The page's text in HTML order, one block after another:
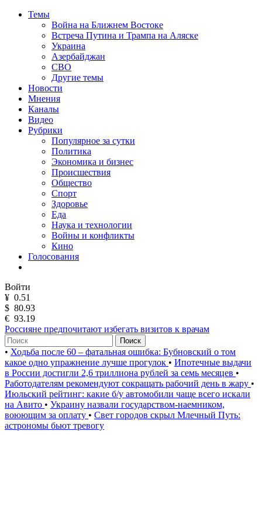
Темы
Война на Ближнем Востоке
Встреча Путина и Трампа на Аляске
Украина
Азербайджан
СВО
Другие темы
Новости
Мнения
Каналы
Видео
Рубрики
Популярное за сутки
Политика
Экономика и бизнес
Происшествия
Общество
Спорт
Здоровье
Еда
Наука и технологии
Войны и конфликты
Кино
Голосования
Войти
¥ 0.51
$ 80.93
€ 93.19
Россияне предпочитают избегать визитов к врачам
Поиск
• Ходьба после 60 – фатальная ошибка: Бубновский о том
какое одно упражнение лучше прогулок • Ипотечные выдачи
в России достигли 2,6 триллиона рублей за семь месяцев •
Работодателям рекомендуют сокращать рабочий день в жару •
Июльский рейтинг: какие б/у автомобили чаще всего искали
на Авито • Украину назвали государством-наемником,
воюющим за оплату • Свет городов скрыл Млечный Путь:
астрономы бьют тревогу